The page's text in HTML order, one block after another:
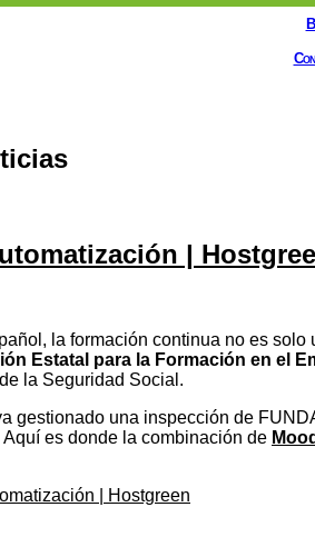
|
la formación continua no es
Estatal para la Formación en el
la Seguridad Social.
gestionado una inspección de
es donde la combinación de
| Hostgreen